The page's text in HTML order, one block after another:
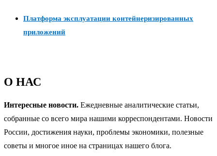
Платформа эксплуатации контейнеризированных
приложений
О НАС
Интересные новости. Ежедневные аналитические статьи,
собранные со всего мира нашими корреспондентами. Новости
России, достижения науки, проблемы экономики, полезные
советы и многое иное на страницах нашего блога.